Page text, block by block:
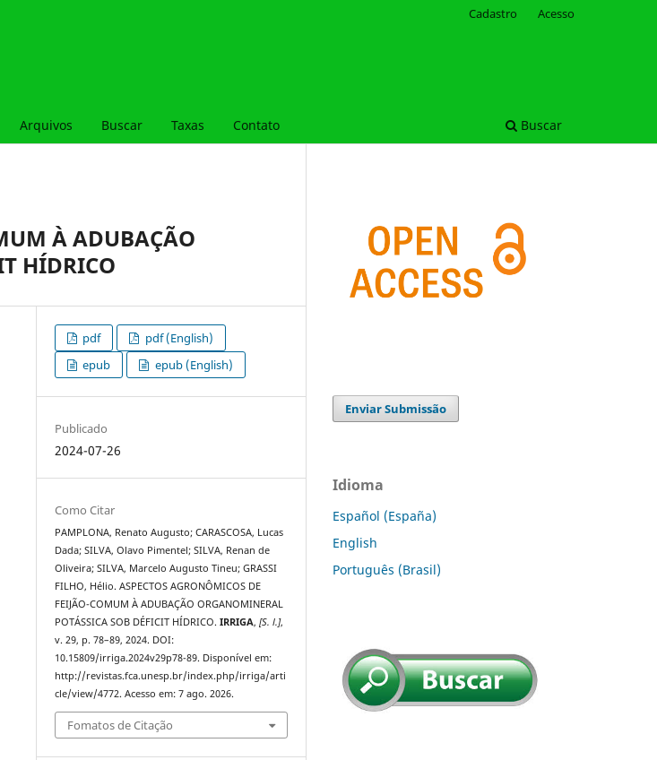
Arquivos Buscar Taxas Contato Buscar
Cadastro Acesso
À ADUBAÇÃO
HÍDRICO
pdf
pdf (English)
epub
epub (English)
Publicado
2024-07-26
Como Citar
PAMPLONA, Renato Augusto; CARASCOSA, Lucas
Dada; SILVA, Olavo Pimentel; SILVA, Renan de
Oliveira; SILVA, Marcelo Augusto Tineu; GRASSI
FILHO, Hélio. ASPECTOS AGRONÔMICOS DE
FEIJÃO-COMUM À ADUBAÇÃO ORGANOMINERAL
POTÁSSICA SOB DÉFICIT HÍDRICO.IRRIGA,[S. l.],
v. 29, p. 78–89, 2024. DOI:
10.15809/irriga.2024v29p78-89. Disponível em:
http://revistas.fca.unesp.br/index.php/irriga/arti
cle/view/4772. Acesso em: 7 ago. 2026.
Fomatos de Citação
Enviar Submissão
Idioma
Español (España)
English
Português (Brasil)